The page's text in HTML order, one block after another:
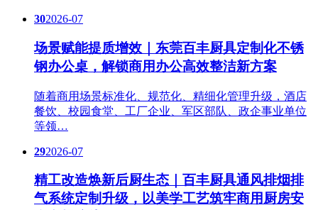
302026-07
场景赋能提质增效｜东莞百丰厨具定制化不锈
钢办公桌，解锁商用办公高效整洁新方案
随着商用场景标准化、规范化、精细化管理升级，酒店
餐饮、校园食堂、工厂企业、军区部队、政企事业单位
等领…
292026-07
精工改造焕新后厨生态｜百丰厨具通风排烟排
气系统定制升级，以美学工艺筑牢商用厨房安